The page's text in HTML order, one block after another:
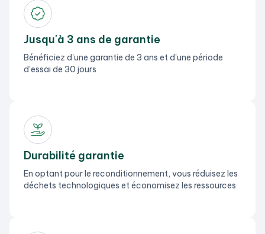
Jusqu'à 3 ans de garantie
Bénéficiez d'une garantie de 3 ans et d'une période
d'essai de 30 jours
Durabilité garantie
En optant pour le reconditionnement, vous réduisez les
déchets technologiques et économisez les ressources